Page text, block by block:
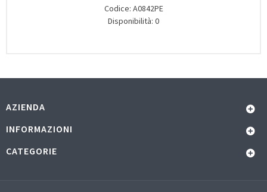
Codice: A0842PE
Disponibilità: 0
AZIENDA
INFORMAZIONI
CATEGORIE